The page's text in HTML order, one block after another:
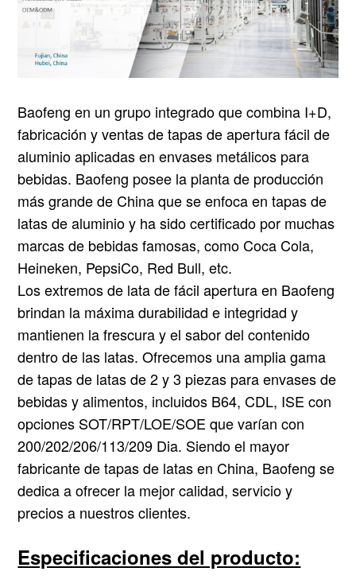
Baofeng en un grupo integrado que combina I+D,
fabricación y ventas de tapas de apertura fácil de
aluminio aplicadas en envases metálicos para
bebidas. Baofeng posee la planta de producción
más grande de China que se enfoca en tapas de
latas de aluminio y ha sido certificado por muchas
marcas de bebidas famosas, como Coca Cola,
Heineken, PepsiCo, Red Bull, etc.
Los extremos de lata de fácil apertura en Baofeng
brindan la máxima durabilidad e integridad y
mantienen la frescura y el sabor del contenido
dentro de las latas. Ofrecemos una amplia gama
de tapas de latas de 2 y 3 piezas para envases de
bebidas y alimentos, incluidos B64, CDL, ISE con
opciones SOT/RPT/LOE/SOE que varían con
200/202/206/113/209 Dia. Siendo el mayor
fabricante de tapas de latas en China, Baofeng se
dedica a ofrecer la mejor calidad, servicio y
precios a nuestros clientes.
Especificaciones del producto: